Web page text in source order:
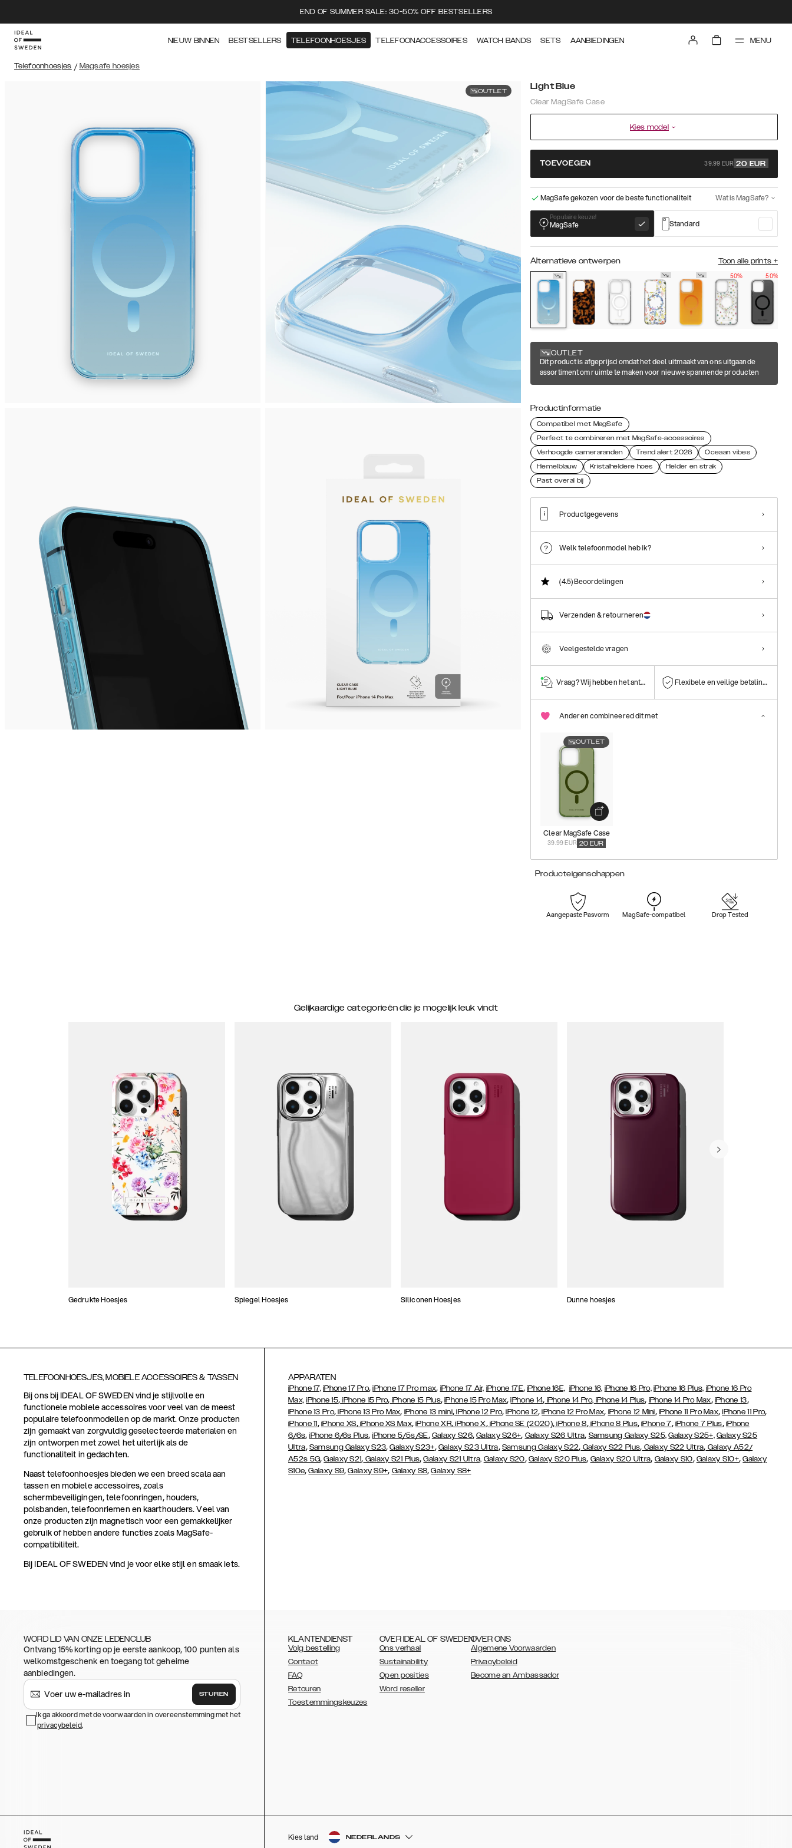
END OF SUMMER SALE: 30-50% OFF BESTSELLERS
NIEUW BINNEN BESTSELLERS TELEFOONHOESJES TELEFOONACCESSOIRES WATCH BANDS SETS AANBIEDINGEN MENU
Telefoonhoesjes / Magsafe hoesjes
OUTLET Light Blue
Clear MagSafe Case
Kies model
TOEVOEGEN 39.99 EUR 20 EUR
MagSafe gekozen voor de beste functionaliteit Wat is MagSafe?
Populaire keuze!
MagSafe Standard
Alternatieve ontwerpen Toon alle prints +
50%
50%
OUTLET
Dit product is afgeprijsd omdat het deel uitmaakt van ons uitgaande
assortiment om ruimte te maken voor nieuwe spannende producten
Productinformatie
Compatibel met MagSafe
Perfect te combineren met MagSafe-accessoires
Verhoogde cameraranden
Trend alert 2026
Oceaan vibes
Hemelblauw
Kristalheldere hoes
Helder en strak
Past overal bij
Productgegevens
Welk telefoonmodel heb ik?
(4.5)Beoordelingen
Verzenden & retourneren
Veelgestelde vragen
Vraag? Wij hebben het antwoord! Flexibele en veilige betalingen
Anderen combineered dit met
OUTLET
Clear MagSafe Case
39.99 EUR 20 EUR
Producteigenschappen
Aangepaste Pasvorm MagSafe-compatibel Drop Tested
Gelijkaardige categorieën die je mogelijk leuk vindt
Gedrukte Hoesjes Spiegel Hoesjes Siliconen Hoesjes Dunne hoesjes
TELEFOONHOESJES, MOBIELE ACCESSOIRES & TASSEN
Bij ons bij IDEAL OF SWEDEN vind je stijlvolle en
functionele mobiele accessoires voor veel van de meest
populaire telefoonmodellen op de markt. Onze producten
zijn gemaakt van zorgvuldig geselecteerde materialen en
zijn ontworpen met zowel het uiterlijk als de
functionaliteit in gedachten.
Naast telefoonhoesjes bieden we een breed scala aan
tassen en mobiele accessoires, zoals
schermbeveiligingen, telefoonringen, houders,
polsbanden, telefoonriemen en kaarthouders. Veel van
onze producten zijn magnetisch voor een gemakkelijker
gebruik of hebben andere functies zoals MagSafe-
compatibiliteit.
Bij IDEAL OF SWEDEN vind je voor elke stijl en smaak iets.
APPARATEN
iPhone 17, iPhone 17 Pro,iPhone 17 Pro max, iPhone 17 Air, iPhone 17E,iPhone 16E, iPhone 16, iPhone 16 Pro, iPhone 16 Plus, iPhone 16 Pro
Max, iPhone 15, iPhone 15 Pro, iPhone 15 Plus,iPhone 15 Pro Max,iPhone 14, iPhone 14 Pro, iPhone 14 Plus, iPhone 14 Pro Max, iPhone 13,
iPhone 13 Pro, iPhone 13 Pro Max, iPhone 13 mini,iPhone 12 Pro,iPhone 12,iPhone 12 Pro Max, iPhone 12 Mini, iPhone 11 Pro Max,iPhone 11 Pro,
iPhone 11, iPhone XS,iPhone XS Max,iPhone XR,iPhone X,iPhone SE (2020),iPhone 8,iPhone 8 Plus,iPhone 7, iPhone 7 Plus, iPhone
6/6s,iPhone 6/6s Plus,iPhone 5/5s/SE, Galaxy S26,Galaxy S26+, Galaxy S26 Ultra, Samsung Galaxy S25, Galaxy S25+, Galaxy S25
Ultra, Samsung Galaxy S23,Galaxy S23+, Galaxy S23 Ultra, Samsung Galaxy S22, Galaxy S22 Plus, Galaxy S22 Ultra, Galaxy A52/
A52s 5G,Galaxy S21, Galaxy S21 Plus,Galaxy S21 Ultra, Galaxy S20, Galaxy S20 Plus, Galaxy S20 Ultra, Galaxy S10, Galaxy S10+,Galaxy
S10e,Galaxy S9,Galaxy S9+, Galaxy S8,Galaxy S8+
WORD LID VAN ONZE LEDENCLUB
Ontvang 15% korting op je eerste aankoop, 100 punten als
welkomstgeschenk en toegang tot geheime
aanbiedingen.
STUREN
Ik ga akkoord met de voorwaarden in overeenstemming met het
privacybeleid.
KLANTENDIENST
Volg bestelling
Contact
FAQ
Retouren
Toestemmingskeuzes
OVER IDEAL OF SWEDEN
Ons verhaal
Sustainability
Open posities
Word reseller
OVER ONS
Algemene Voorwaarden
Privacybeleid
Become an Ambassador
Kies land NEDERLANDS
AUSTRALIA
ESPAÑOL